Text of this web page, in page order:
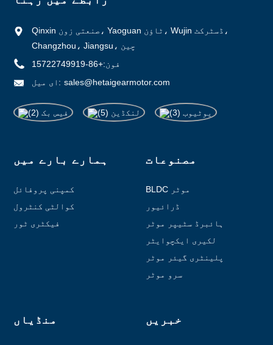
Qinxin صنعتی زون، Yaoguan ٹاؤن، Wujin ڈسٹرکٹ،
Changzhou، Jiangsu، چین
فون:+86-15722749919
ای میل: sales@hetaigearmotor.com
ہمارے بارے میں
کمپنی پروفائل
کوالٹی کنٹرول
فیکٹری ٹور
مصنوعات
BLDC موٹر
ڈرائیور
ہائبرڈ سٹیپر موٹر
لکیری ایکچوایٹر
پلینٹری گیئر موٹر
سرو موٹر
منڈیاں خبریں